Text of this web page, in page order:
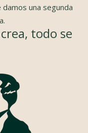
una segunda
todo se